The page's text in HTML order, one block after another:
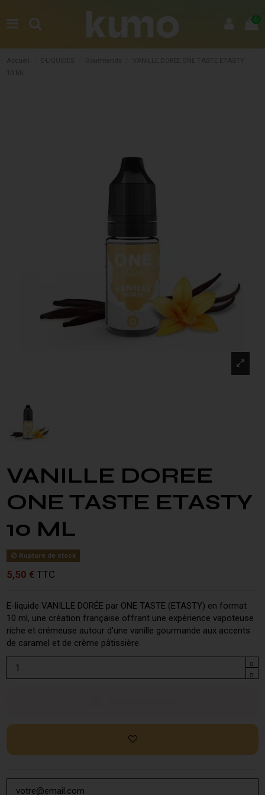
0
VANILLE DOREE
ONE TASTE ETASTY
10 ML
Rupture de stock
5,50 €TTC
E-liquide VANILLE DORÉE par ONE TASTE (ETASTY) en format
10 ml, une création française offrant une expérience vapoteuse
riche et crémeuse autour d'une vanille gourmande aux accents
de caramel et de crème pâtissière.